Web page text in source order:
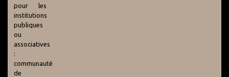
pour les
institutions
publiques
ou
associatives
:
communauté
de